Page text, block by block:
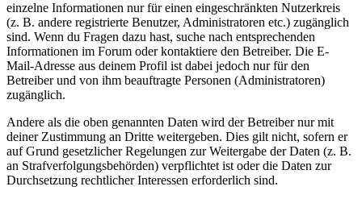
einzelne Informationen nur für einen eingeschränkten Nutzerkreis
(z. B. andere registrierte Benutzer, Administratoren etc.) zugänglich
sind. Wenn du Fragen dazu hast, suche nach entsprechenden
Informationen im Forum oder kontaktiere den Betreiber. Die E-
Mail-Adresse aus deinem Profil ist dabei jedoch nur für den
Betreiber und von ihm beauftragte Personen (Administratoren)
zugänglich.
Andere als die oben genannten Daten wird der Betreiber nur mit
deiner Zustimmung an Dritte weitergeben. Dies gilt nicht, sofern er
auf Grund gesetzlicher Regelungen zur Weitergabe der Daten (z. B.
an Strafverfolgungsbehörden) verpflichtet ist oder die Daten zur
Durchsetzung rechtlicher Interessen erforderlich sind.